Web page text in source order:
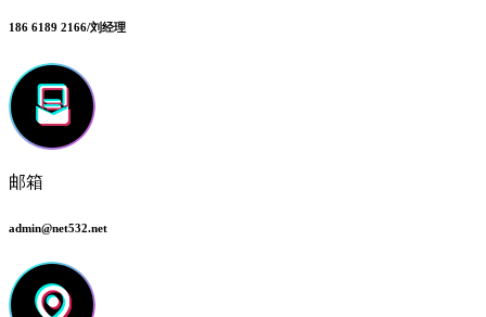
186 6189 2166/刘经理
邮箱
admin@net532.net